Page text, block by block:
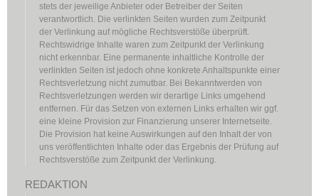
stets der jeweilige Anbieter oder Betreiber der Seiten
verantwortlich. Die verlinkten Seiten wurden zum Zeitpunkt
der Verlinkung auf mögliche Rechtsverstöße überprüft.
Rechtswidrige Inhalte waren zum Zeitpunkt der Verlinkung
nicht erkennbar. Eine permanente inhaltliche Kontrolle der
verlinkten Seiten ist jedoch ohne konkrete Anhaltspunkte einer
Rechtsverletzung nicht zumutbar. Bei Bekanntwerden von
Rechtsverletzungen werden wir derartige Links umgehend
entfernen. Für das Setzen von externen Links erhalten wir ggf.
eine kleine Provision zur Finanzierung unserer Internetseite.
Die Provision hat keine Auswirkungen auf den Inhalt der von
uns veröffentlichten Inhalte oder das Ergebnis der Prüfung auf
Rechtsverstöße zum Zeitpunkt der Verlinkung.
REDAKTION